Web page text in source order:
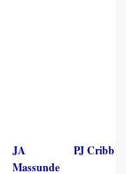
JA
Massunde
PJ Cribb